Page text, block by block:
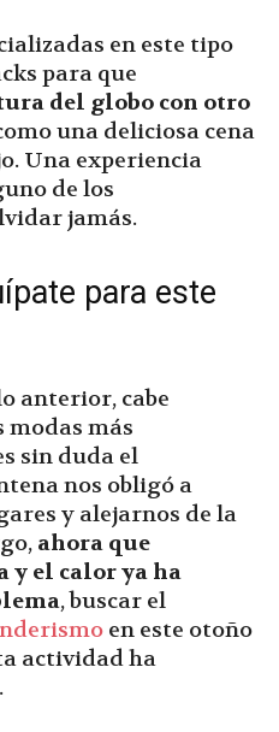
en este tipo
para que
del globo con otro
una deliciosa cena
Una experiencia
de los
jamás.
para este
anterior, cabe
modas más
sin duda el
nos obligó a
y alejarnos de la
ahora que
y el calor ya ha
, buscar el
en este otoño
actividad ha